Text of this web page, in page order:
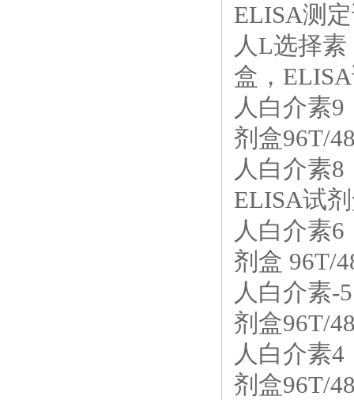
ELISA测
人L选择
盒，
人白介素
剂盒96T/
人白介素
ELISA试
人白介素
剂盒 96T/
人白介素-
剂盒96T/
人白介素
剂盒96T/